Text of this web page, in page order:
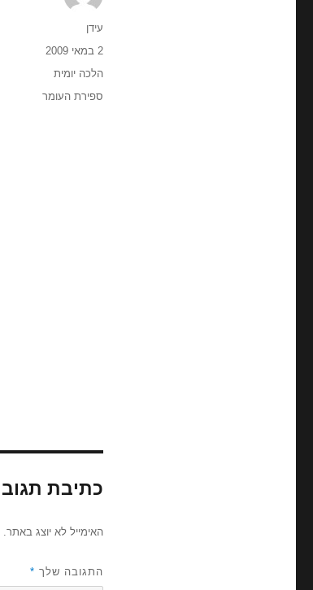
מחבר
עידן
פורסם
בתאריך
2 במאי 2009
קטגוריות
הלכה יומית
תגיות
ספירת העומר
כתיבת
האימייל לא יוצג באתר.
התגובה שלך *